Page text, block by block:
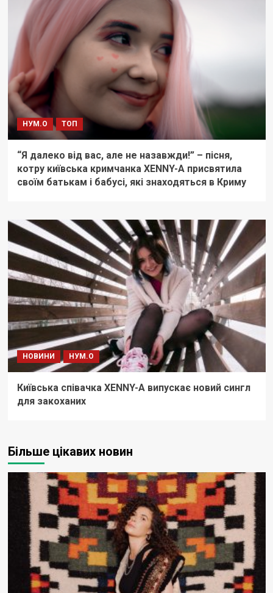
НУМ.О ТОП
“Я далеко від вас, але не назавжди!” – пісня,
котру київська кримчанка XENNY-A присвятила
своїм батькам і бабусі, які знаходяться в Криму
НОВИНИ НУМ.О
Київська співачка XENNY-A випускає новий сингл
для закоханих
Більше цікавих новин